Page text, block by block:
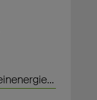
energiedienstleistungen@rheinenergie.com